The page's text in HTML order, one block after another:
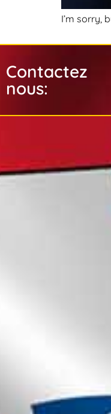
I’m sorry,
Contactez
nous: